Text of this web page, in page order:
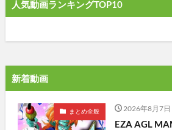
人気動画ランキングTOP10
新着動画
まとめ全般 2026年8月7日
EZA AGL